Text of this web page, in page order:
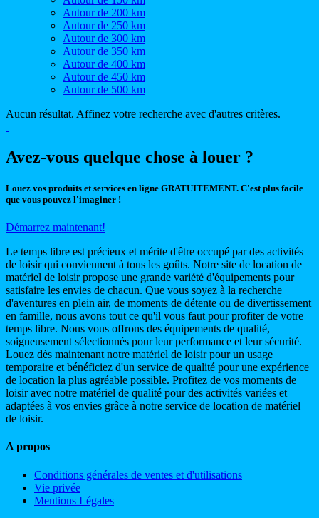
Autour de 200 km
Autour de 250 km
Autour de 300 km
Autour de 350 km
Autour de 400 km
Autour de 450 km
Autour de 500 km
Aucun résultat. Affinez votre recherche avec d'autres critères.
Avez-vous quelque chose à louer ?
Louez vos produits et services en ligne GRATUITEMENT. C'est plus facile
que vous pouvez l'imaginer !
Démarrez maintenant!
Le temps libre est précieux et mérite d'être occupé par des activités
de loisir qui conviennent à tous les goûts. Notre site de location de
matériel de loisir propose une grande variété d'équipements pour
satisfaire les envies de chacun. Que vous soyez à la recherche
d'aventures en plein air, de moments de détente ou de divertissement
en famille, nous avons tout ce qu'il vous faut pour profiter de votre
temps libre. Nous vous offrons des équipements de qualité,
soigneusement sélectionnés pour leur performance et leur sécurité.
Louez dès maintenant notre matériel de loisir pour un usage
temporaire et bénéficiez d'un service de qualité pour une expérience
de location la plus agréable possible. Profitez de vos moments de
loisir avec notre matériel de qualité pour des activités variées et
adaptées à vos envies grâce à notre service de location de matériel
de loisir.
A propos
Conditions générales de ventes et d'utilisations
Vie privée
Mentions Légales